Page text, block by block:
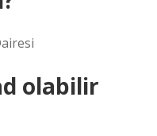
olabilir